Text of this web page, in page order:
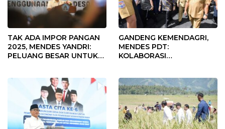
TAK ADA IMPOR PANGAN
2025, MENDES YANDRI:
PELUANG BESAR UNTUK
GANDENG KEMENDAGRI,
MENDES PDT:
KOLABORASI